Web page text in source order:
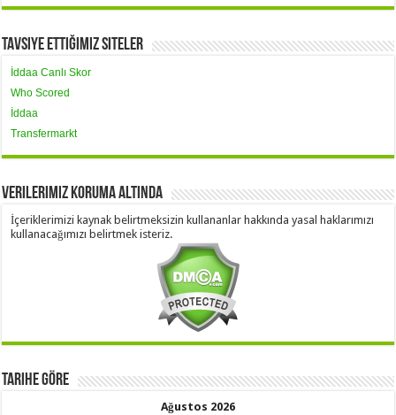
Tavsiye Ettiğimiz Siteler
İddaa Canlı Skor
Who Scored
İddaa
Transfermarkt
Verilerimiz Koruma Altında
İçeriklerimizi kaynak belirtmeksizin kullananlar hakkında yasal haklarımızı
kullanacağımızı belirtmek isteriz.
Tarihe Göre
Ağustos 2026